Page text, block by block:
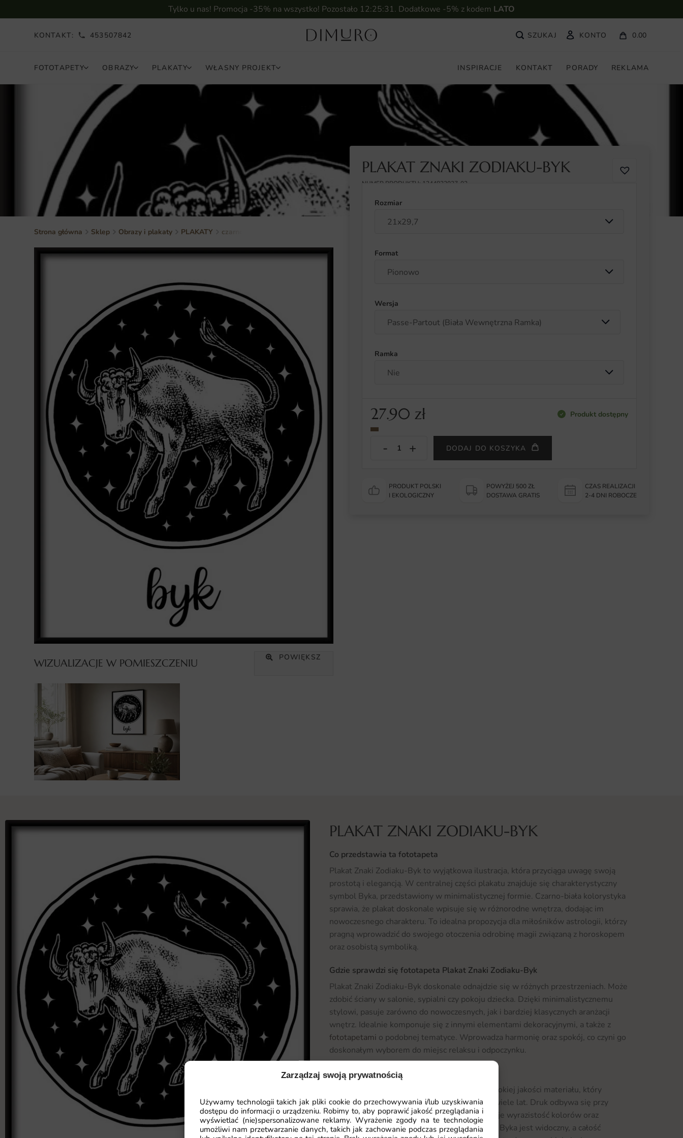
Zarządzaj swoją prywatnością
Używamy technologii takich jak pliki cookie do przechowywania i/lub uzyskiwania
dostępu do informacji o urządzeniu. Robimy to, aby poprawić jakość przeglądania i
wyświetlać (nie)spersonalizowane reklamy. Wyrażenie zgody na te technologie
umożliwi nam przetwarzanie danych, takich jak zachowanie podczas przeglądania
Tylko u nas! Promocja -35% na wszystko! Pozostało 12:25:30. Dodatkowe -5% z kodem LATO
KONTAKT: 453507842 KONTO 0.00
FOTOTAPETY OBRAZY PLAKATY WŁASNY PROJEKT INSPIRACJE KONTAKT PORADY REKLAMA
Strona główna Sklep Obrazy i plakaty PLAKATY czarno-białe
WIZUALIZACJE W POMIESZCZENIU POWIĘKSZ
PLAKAT ZNAKI ZODIAKU-BYK
NUMER PRODUKTU: 1244822027-02
Rozmiar
Format
Wersja
Ramka
27.90 zł Produkt dostępny
DODAJ DO KOSZYKA
PRODUKT POLSKI
I EKOLOGICZNY
POWYŻEJ 500 ZŁ
DOSTAWA GRATIS
CZAS REALIZACJI
2-4 DNI ROBOCZE
PLAKAT ZNAKI ZODIAKU-BYK
Co przedstawia ta fototapeta
Plakat Znaki Zodiaku-Byk to wyjątkowa ilustracja, która przyciąga uwagę swoją
prostotą i elegancją. W centralnej części plakatu znajduje się charakterystyczny
symbol Byka, przedstawiony w minimalistycznej formie. Czarno-biała kolorystyka
sprawia, że plakat doskonale wpisuje się w różnorodne wnętrza, dodając im
nowoczesnego charakteru. To idealna propozycja dla miłośników astrologii, którzy
pragną wprowadzić do swojego otoczenia odrobinę magii związaną z horoskopem
oraz osobistą symboliką.
Gdzie sprawdzi się fototapeta Plakat Znaki Zodiaku-Byk
Plakat Znaki Zodiaku-Byk doskonale odnajdzie się w różnych przestrzeniach. Może
zdobić ściany w salonie, sypialni czy pokoju dziecka. Dzięki minimalistycznemu
stylowi, pasuje zarówno do nowoczesnych, jak i bardziej klasycznych aranżacji
wnętrz. Idealnie komponuje się z innymi elementami dekoracyjnymi, a także z
fototapetami o podobnej tematyce. Wprowadza harmonię oraz spokój, co czyni go
doskonałym wyborem do miejsc relaksu i odpoczynku.
Materiał i jakość druku
Plakat Znaki Zodiaku-Byk wykonany jest z wysokiej jakości materiału, który
zapewnia trwałość i estetyczny wygląd przez wiele lat. Druk odbywa się przy
użyciu nowoczesnych technologii, co gwarantuje wyrazistość kolorów oraz
szczegółów. Dzięki temu, każdy detal symbolu Byka jest widoczny, a całość